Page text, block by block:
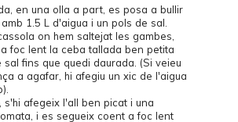
en una olla a part, es posa a bullir
1.5 L d'aigua i un pols de sal.
on hem saltejat les gambes,
foc lent la ceba tallada ben petita
sal fins que quedi daurada. (Si veieu
a agafar, hi afegiu un xic de l'aigua
s'hi afegeix l'all ben picat i una
i es segueix coent a foc lent